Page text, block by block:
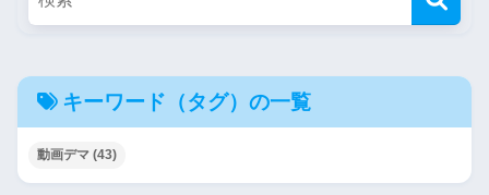
キーワード（タグ）の一覧
動画デマ (43)